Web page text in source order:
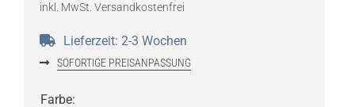
inkl. MwSt. Versandkostenfrei
Lieferzeit: 2-3 Wochen
SOFORTIGE PREISANPASSUNG
Farbe: